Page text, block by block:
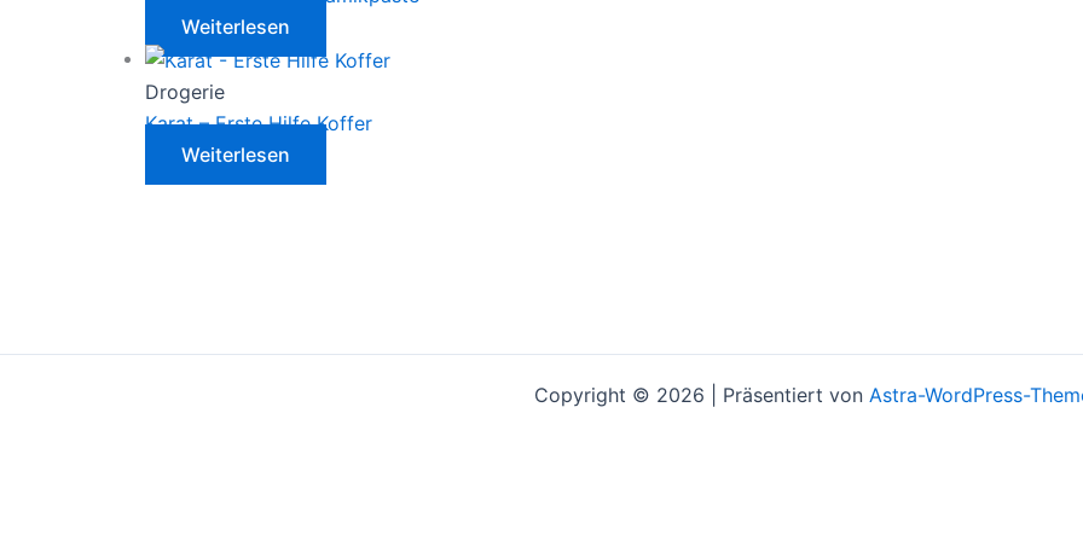
Weiterlesen
Drogerie
Karat – Erste Hilfe Koffer
Weiterlesen
Copyright © 2026 | Präsentiert von Astra-WordPress-